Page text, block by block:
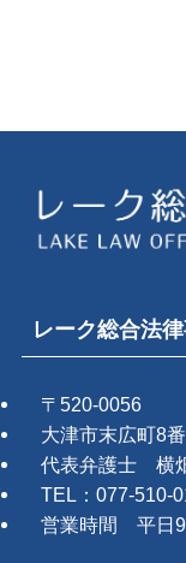
レーク総合法
〒520-0056
大津市末広町8
代表弁護士 横畑
TEL：077-510-
営業時間 平日